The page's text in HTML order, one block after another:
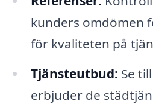
kunders omdömen
för kvaliteten på
Tjänsteutbud: Se
erbjuder de